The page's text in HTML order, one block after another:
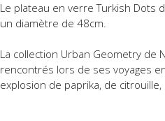
Le plateau en verre Turkish Dots
un diamètre de 48cm.
La collection Urban Geometry
rencontrés lors de ses voyages
explosion de paprika, de